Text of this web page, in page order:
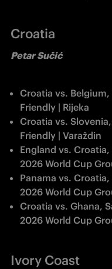
Croatia
Petar Sučić
Croatia vs. Belgium,
Friendly | Rijeka
Croatia vs.
Friendly | Varaždin
England vs. Croatia,
2026 World Cup
Panama vs.
2026 World Cup
Croatia vs. Ghana,
2026 World Cup
Ivory Coast